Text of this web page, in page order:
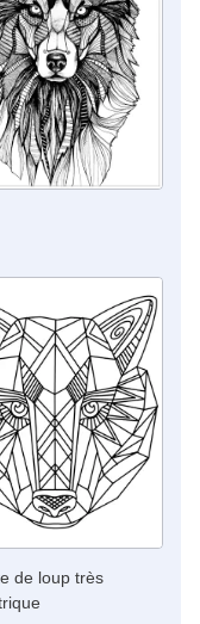
de loup très